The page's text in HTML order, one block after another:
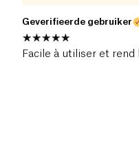
Geverifieerde gebruiker
Facile à utiliser et